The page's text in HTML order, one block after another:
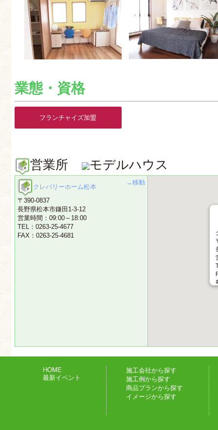
業態・資格
フランチャイズ加盟
営業所 モデルハウス
→移動
クレバリーホーム松本
〒390-0837
長野県松本市鎌田1-3-12
営業時間：09:00～18:00
TEL：0263-25-4677
FAX：0263-25-4681
HOME
最新イベント
施工会社から探す
施工例から探す
商品プランから探す
イメージから探す